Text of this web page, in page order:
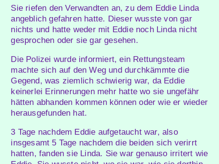
Sie riefen den Verwandten an, zu dem Eddie Linda
angeblich gefahren hatte. Dieser wusste von gar
nichts und hatte weder mit Eddie noch Linda nicht
gesprochen oder sie gar gesehen.
Die Polizei wurde informiert, ein Rettungsteam
machte sich auf den Weg und durchkämmte die
Gegend, was ziemlich schwierig war, da Eddie
keinerlei Erinnerungen mehr hatte wo sie ungefähr
hätten abhanden kommen können oder wie er wieder
herausgefunden hat.
3 Tage nachdem Eddie aufgetaucht war, also
insgesamt 5 Tage nachdem die beiden sich verirrt
hatten, fanden sie Linda. Sie war genauso irritert wie